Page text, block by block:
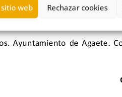
web Rechazar cookies